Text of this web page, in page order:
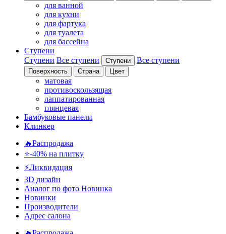
для ванной
для кухни
для фартука
для туалета
для бассейна
Ступени
Ступени Все ступени Ступени Все ступени
Поверхность Страна Цвет
матовая
противоскользящая
лаппатированная
глянцевая
Бамбуковые панели
Клинкер
🔥Распродажа
⭐-40% на плитку
⚡️Ликвидация
3D дизайн
Аналог по фото Новинка
Новинки
Производители
Адрес салона